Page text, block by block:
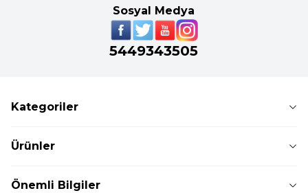
Sosyal Medya
5449343505
Kategoriler
Ürünler
Önemli Bilgiler